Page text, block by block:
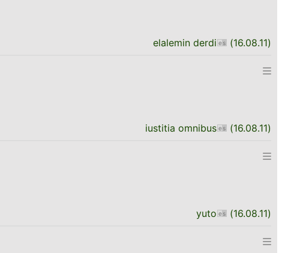
elalemin derdi (16.08.11)
iustitia omnibus (16.08.11)
yuto (16.08.11)